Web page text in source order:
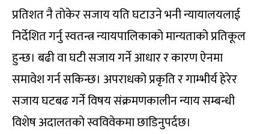
प्रतिशत नै तोकेर सजाय यति घटाउने भनी न्यायालयलाई
निर्देशित गर्नु स्वतन्त्र न्यायपालिकाको मान्यताको प्रतिकूल
हुन्छ। बढी वा घटी सजाय गर्ने आधार र कारण ऐनमा
समावेश गर्न सकिन्छ। अपराधको प्रकृति र गाम्भीर्य हेरेर
सजाय घटबढ गर्ने विषय संक्रमणकालीन न्याय सम्बन्धी
विशेष अदालतको स्वविवेकमा छाडिनुपर्दछ।